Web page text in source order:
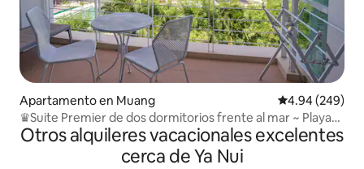
Apartamento en Muang Calificación
4.94 (249)
♛Suite Premier de dos dormitorios frente al mar ~ Playa
Rawai
Otros alquileres vacacionales excelentes
cerca de Ya Nui